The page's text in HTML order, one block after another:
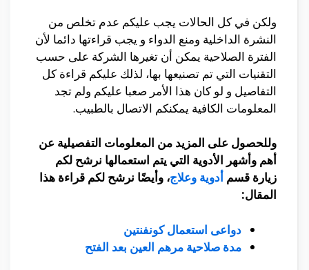
ولكن في كل الحالات يجب عليكم عدم تخلص من
النشرة الداخلية ومنع الدواء و يجب قراءتها دائما لأن
الفترة الصلاحية يمكن أن تغيرها الشركة على حسب
التقنيات التي تم تصنيعها بها، لذلك عليكم قراءة كل
التفاصيل و لو كان هذا الأمر صعبا عليكم ولم تجد
المعلومات الكافية يمكنكم الاتصال بالطبيب.
وللحصول على المزيد من المعلومات التفصيلية عن
أهم وأشهر الأدوية التي يتم استعمالها نرشح لكم
زيارة قسم أدوية وعلاج، وأيضًا نرشح لكم قراءة هذا
المقال:
دواعى استعمال كونفنتين
مدة صلاحية مرهم العين بعد الفتح